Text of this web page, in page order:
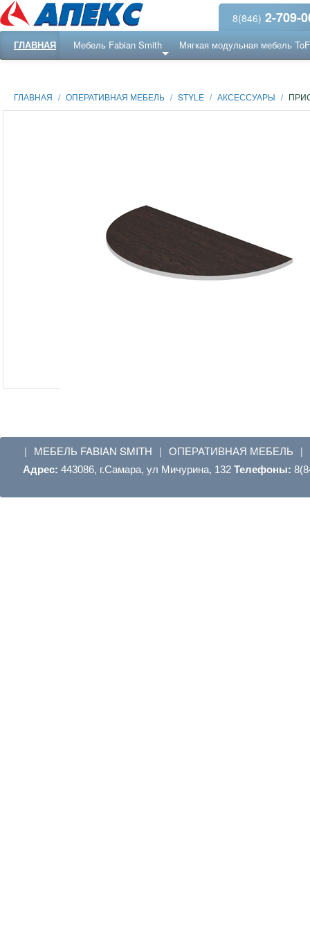
8(846) 2-709-
ГЛАВНАЯ Мебель Fabian Smith Мягкая модульная мебель
ГЛАВНАЯ / ОПЕРАТИВНАЯ МЕБЕЛЬ / STYLE / АКСЕССУАРЫ /
| МЕБЕЛЬ FABIAN SMITH | ОПЕРАТИВНАЯ МЕБЕЛЬ |
Адрес: 443086, г.Самара, ул Мичурина, 132 Телефоны: